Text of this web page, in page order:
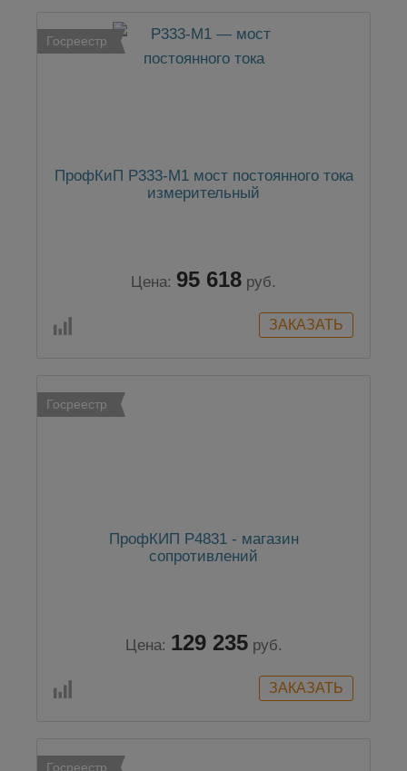
Госреестр
ПрофКиП Р333-М1 мост постоянного тока
измерительный
Цена: 95 618 руб.
Госреестр
ПрофКИП Р4831 - магазин
сопротивлений
Цена: 129 235 руб.
Госреестр